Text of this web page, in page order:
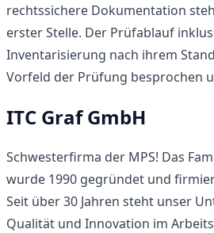
rechtssichere Dokumentation
erster Stelle. Der Prüfablauf
Inventarisierung nach ihrem
Vorfeld der Prüfung besprochen
ITC Graf GmbH
Schwesterfirma der MPS! Das
wurde 1990 gegründet und
Seit über 30 Jahren steht unser
Qualität und Innovation im